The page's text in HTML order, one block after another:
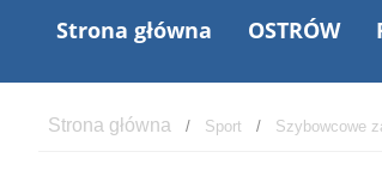
Strona główna OSTRÓW
Sport Szybowcowe